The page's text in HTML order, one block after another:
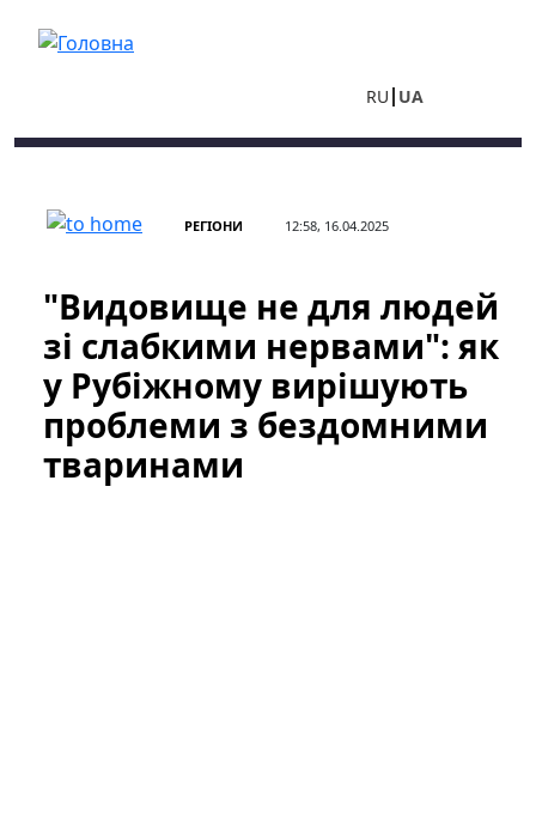
RU UA
РЕГІОНИ 12:58, 16.04.2025
"Видовище не для людей
зі слабкими нервами": як
у Рубіжному вирішують
проблеми з бездомними
тваринами